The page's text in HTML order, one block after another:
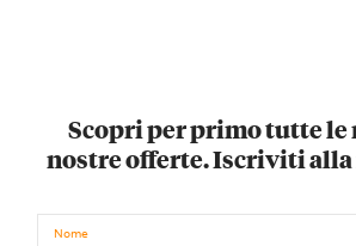
Scopri per primo tutte le
nostre offerte. Iscriviti
Nome